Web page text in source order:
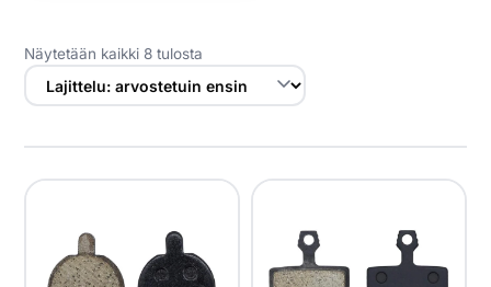
MERKKI
Näytetään kaikki 8 tulosta